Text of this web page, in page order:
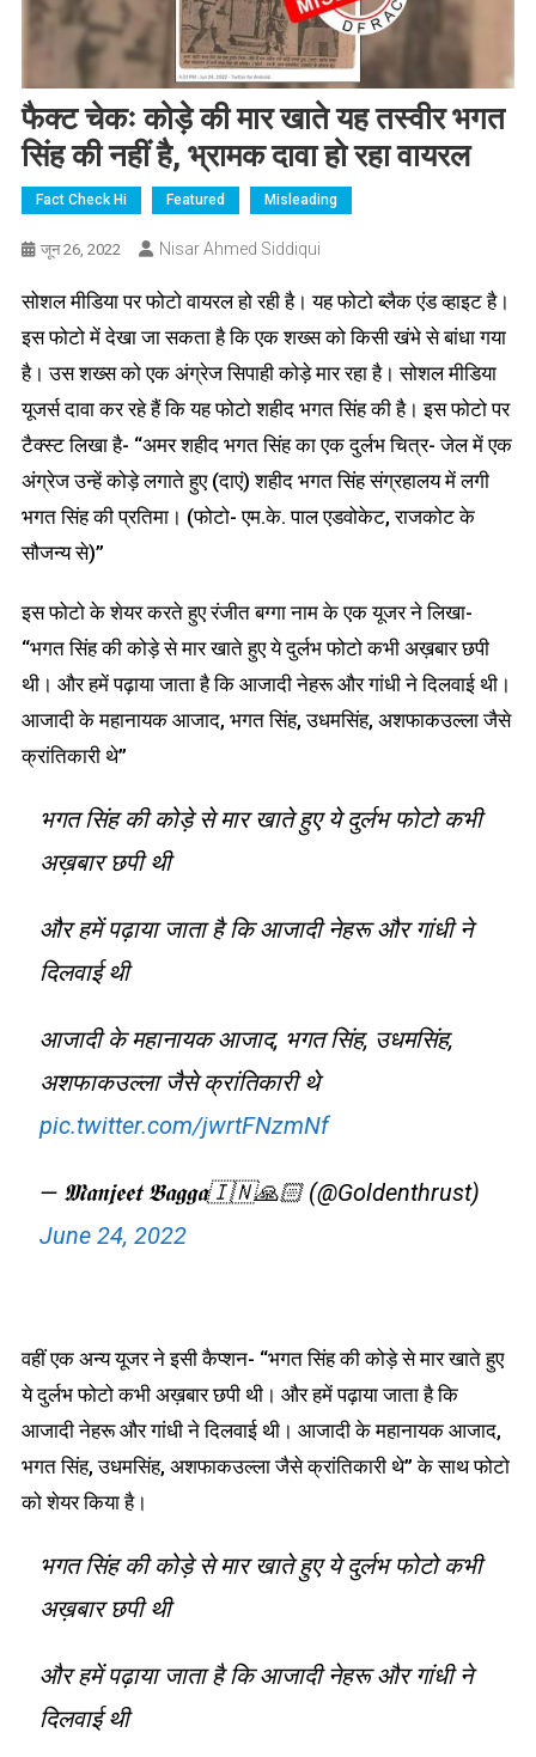
फैक्ट चेकः कोड़े की मार खाते यह तस्वीर भगत
सिंह की नहीं है, भ्रामक दावा हो रहा वायरल
Fact Check Hi Featured Misleading
जून 26, 2022 Nisar Ahmed Siddiqui
सोशल मीडिया पर फोटो वायरल हो रही है। यह फोटो ब्लैक एंड व्हाइट है।
इस फोटो में देखा जा सकता है कि एक शख्स को किसी खंभे से बांधा गया
है। उस शख्स को एक अंग्रेज सिपाही कोड़े मार रहा है। सोशल मीडिया
यूजर्स दावा कर रहे हैं कि यह फोटो शहीद भगत सिंह की है। इस फोटो पर
टैक्स्ट लिखा है- “अमर शहीद भगत सिंह का एक दुर्लभ चित्र- जेल में एक
अंग्रेज उन्हें कोड़े लगाते हुए (दाएं) शहीद भगत सिंह संग्रहालय में लगी
भगत सिंह की प्रतिमा। (फोटो- एम.के. पाल एडवोकेट, राजकोट के
सौजन्य से)”
इस फोटो के शेयर करते हुए रंजीत बग्गा नाम के एक यूजर ने लिखा-
“भगत सिंह की कोड़े से मार खाते हुए ये दुर्लभ फोटो कभी अख़बार छपी
थी। और हमें पढ़ाया जाता है कि आजादी नेहरू और गांधी ने दिलवाई थी।
आजादी के महानायक आजाद, भगत सिंह, उधमसिंह, अशफाकउल्ला जैसे
क्रांतिकारी थे”
भगत सिंह की कोड़े से मार खाते हुए ये दुर्लभ फोटो कभी
अख़बार छपी थी
और हमें पढ़ाया जाता है कि आजादी नेहरू और गांधी ने
दिलवाई थी
आजादी के महानायक आजाद, भगत सिंह, उधमसिंह,
अशफाकउल्ला जैसे क्रांतिकारी थे
pic.twitter.com/jwrtFNzmNf
— 𝕸𝖆𝖓𝖏𝖊𝖊𝖙 𝕭𝖆𝖌𝖌𝖆🇮🇳🙏🏻 (@Goldenthrust)
June 24, 2022
वहीं एक अन्य यूजर ने इसी कैप्शन- “भगत सिंह की कोड़े से मार खाते हुए
ये दुर्लभ फोटो कभी अख़बार छपी थी। और हमें पढ़ाया जाता है कि
आजादी नेहरू और गांधी ने दिलवाई थी। आजादी के महानायक आजाद,
भगत सिंह, उधमसिंह, अशफाकउल्ला जैसे क्रांतिकारी थे” के साथ फोटो
को शेयर किया है।
भगत सिंह की कोड़े से मार खाते हुए ये दुर्लभ फोटो कभी
अख़बार छपी थी
और हमें पढ़ाया जाता है कि आजादी नेहरू और गांधी ने
दिलवाई थी